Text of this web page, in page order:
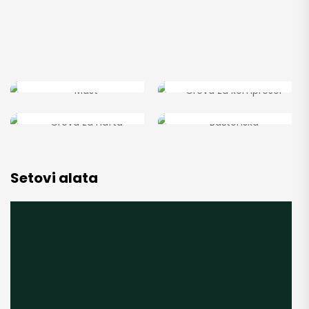
Setovi alata